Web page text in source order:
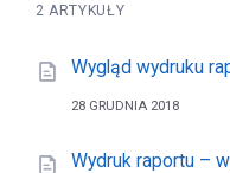
2 ARTYKUŁY
Wygląd wydruku
28 GRUDNIA 2018
Wydruk raportu –